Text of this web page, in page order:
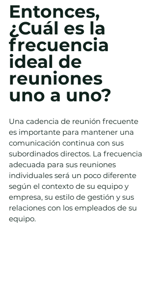
Entonces,
¿Cuál es la
frecuencia
ideal de
reuniones
uno a uno?
Una cadencia de reunión frecuente
es importante para mantener una
comunicación continua con sus
subordinados directos. La frecuencia
adecuada para sus reuniones
individuales será un poco diferente
según el contexto de su equipo y
empresa, su estilo de gestión y sus
relaciones con los empleados de su
equipo.